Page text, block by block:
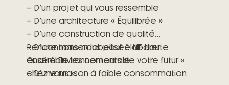
– D’un projet qui vous ressemble
– D’une architecture « Équilibrée »
– D’une construction de qualité
– D’une maison labellisée NF Haute
Qualité Environnementale
– D’une maison à faible consommation
Rencontrons-nous pour élaborer
ensemble les contours de votre futur «
chez vous ».